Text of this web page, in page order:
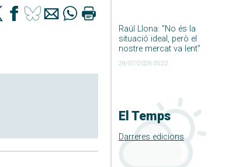
Raúl Llona: ”No és la
situació ideal, però el
nostre mercat va lent”
29/07/2026 05:22
El Temps
Darreres edicions